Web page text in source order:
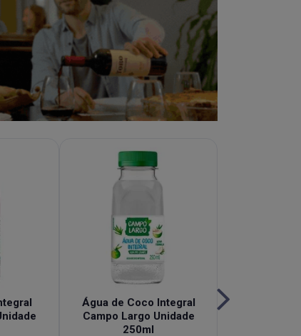
Água de Coco Integral
Campo Largo Unidade
250ml